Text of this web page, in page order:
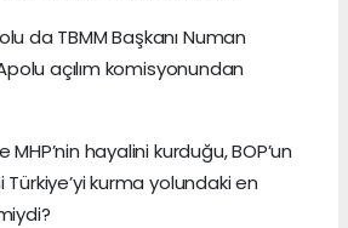
da TBMM Başkanı Numan
açılım komisyonundan
MHP’nin hayalini kurduğu, BOP’un
kurma yolundaki en